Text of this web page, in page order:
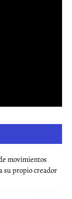
movimientos
su propio creador